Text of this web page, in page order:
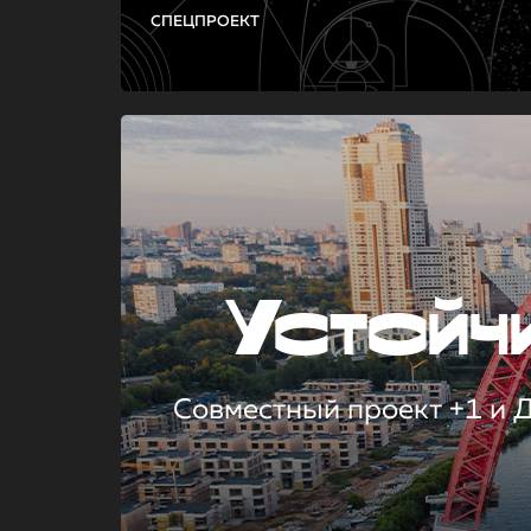
СПЕЦПРОЕКТ
Совместный проект +1 и